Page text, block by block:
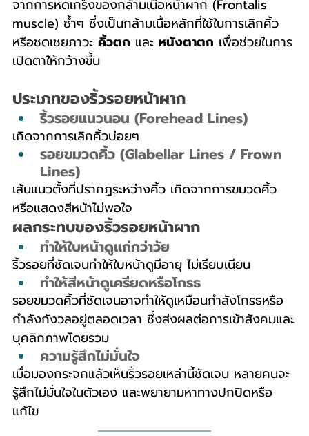
จากการหดเกร็งของกล้ามเนื้อหน้าผาก (Frontalis
muscle) ซ้ำๆ ซึ่งเป็นกล้ามเนื้อหลักที่ใช้ในการเลิกคิ้ว
หรือชดเชยภาวะ คิ้วตก และ หนังตาตก เพื่อช่วยในการ
เปิดตาให้กว้างขึ้น
ประเภทของริ้วรอยหน้าผาก
ริ้วรอยแนวนอน (Forehead Lines)
เกิดจากการเลิกคิ้วบ่อยๆ
รอยขมวดคิ้ว (Glabellar Lines / Frown
Lines)
เส้นแนวตั้งที่ปรากฏระหว่างคิ้ว เกิดจากการขมวดคิ้ว
หรือแสดงสีหน้าไม่พอใจ
ผลกระทบของริ้วรอยหน้าผาก
ทำให้ใบหน้าดูแก่กว่าวัย
ริ้วรอยที่ชัดเจนทำให้ใบหน้าดูมีอายุ ไม่เรียบเนียน
ทำให้สีหน้าดูเครียดหรือโกรธ
รอยขมวดคิ้วที่ชัดเจนอาจทำให้ดูเหมือนกำลังโกรธหรือ
กำลังกังวลอยู่ตลอดเวลา ซึ่งส่งผลต่อการเข้าสังคมและ
บุคลิกภาพโดยรวม
ความรู้สึกไม่มั่นใจ
เมื่อมองกระจกแล้วเห็นริ้วรอยเหล่านี้ชัดเจน หลายคนจะ
รู้สึกไม่มั่นใจในตัวเอง และพยายามหาทางปกปิดหรือ
แก้ไข